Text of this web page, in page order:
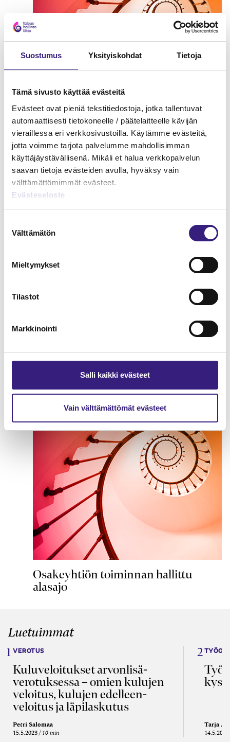
Suostumus Yksityiskohdat Tietoja
Tämä sivusto käyttää evästeitä
Evästeet ovat pieniä tekstitiedostoja, jotka tallentuvat
automaattisesti tietokoneelle / päätelaitteelle kävijän
vieraillessa eri verkkosivustoilla. Käytämme evästeitä,
jotta voimme tarjota palvelumme mahdollisimman
käyttäjäystävällisenä. Mikäli et halua verkkopalvelun
saavan tietoja evästeiden avulla, hyväksy vain
välttämättömimmät evästeet.
Evästeseloste
valinta
Välttämätön
Mieltymykset
Tilastot
Markkinointi
Salli kaikki evästeet
Vain välttämättömät evästeet
Osinkoverotuksen
erityiskysymykset
TOIMINIMI
Nettovarallisuuslaskenta
Osakeyhtiön toiminnan hallittu
alasajo
Luetuimmat
VEROTUS
Kulu­veloitukset arvon­lisä­
verotuksessa – omien kulujen
veloitus, kulujen edelleen­
veloitus ja läpi­laskutus
Petri Salomaa
15.5.2023 10 min
Tarja
14.5.2021